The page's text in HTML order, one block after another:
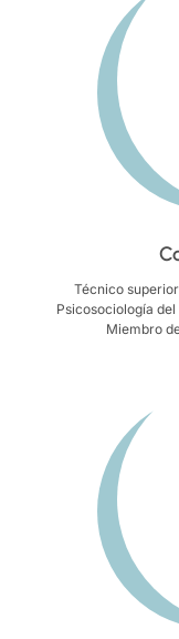
Técnico
Psicosociología
Miembro